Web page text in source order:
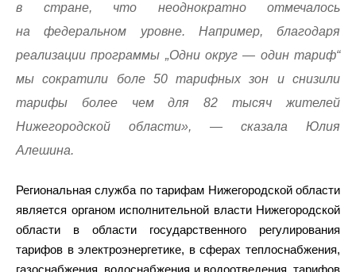
в стране, что неоднократно отмечалось
на федеральном уровне. Например, благодаря
реализации программы „Одни округ — один тариф“
мы сократили боле 50 тарифных зон и снизили
тарифы более чем для 82 тысяч жителей
Нижегородской области», — сказала Юлия
Алешина.
Региональная служба по тарифам Нижегородской области
является органом исполнительной власти Нижегородской
области в области государственного регулирования
тарифов в электроэнергетике, в сферах теплоснабжения,
газоснабжения, водоснабжения и водоотведения, тарифов